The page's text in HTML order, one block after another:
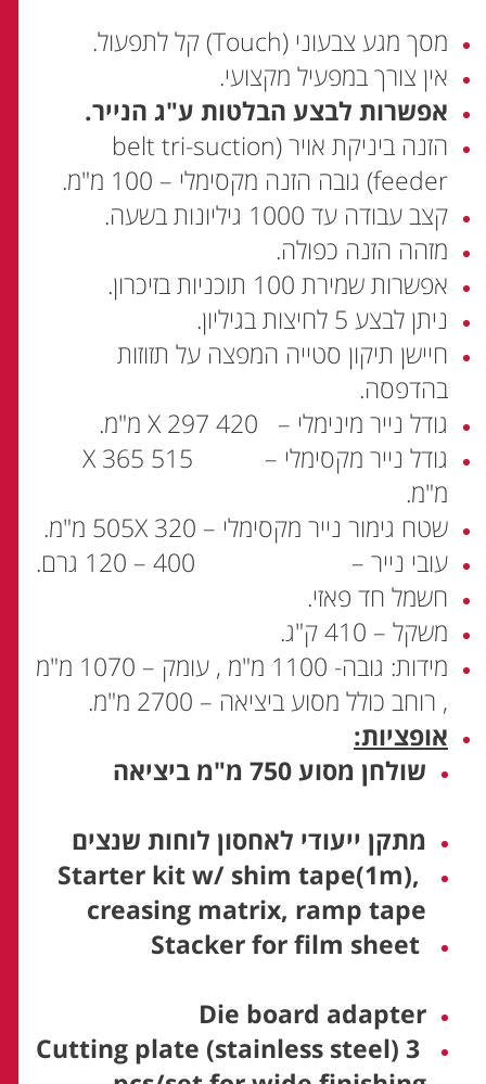
מסך מגע צבעוני (Touch) קל לתפעול.
אין צורך במפעיל מקצועי.
אפשרות לבצע הבלטות ע"ג הנייר.
הזנה ביניקת אויר (belt tri-suction
feeder) גובה הזנה מקסימלי – 100 מ"מ.
קצב עבודה עד 1000 גיליונות בשעה.
מזהה הזנה כפולה.
אפשרות שמירת 100 תוכניות בזיכרון.
ניתן לבצע 5 לחיצות בגיליון.
חיישן תיקון סטייה המפצה על תזוזות
בהדפסה.
גודל נייר מינימלי – 420 X 297 מ"מ.
גודל נייר מקסימלי – 515 X 365
מ"מ.
שטח גימור נייר מקסימלי – 505X 320 מ"מ.
עובי נייר – 400 – 120 גרם.
חשמל חד פאזי.
משקל – 410 ק"ג.
מידות: גובה- 1100 מ"מ , עומק – 1070 מ"מ
, רוחב כולל מסוע ביציאה – 2700 מ"מ.
אופציות:
שולחן מסוע 750 מ"מ ביציאה
מתקן ייעודי לאחסון לוחות שנצים
Starter kit w/ shim tape(1m),
creasing matrix, ramp tape
Die board adapter
Cutting plate (stainless steel) 3